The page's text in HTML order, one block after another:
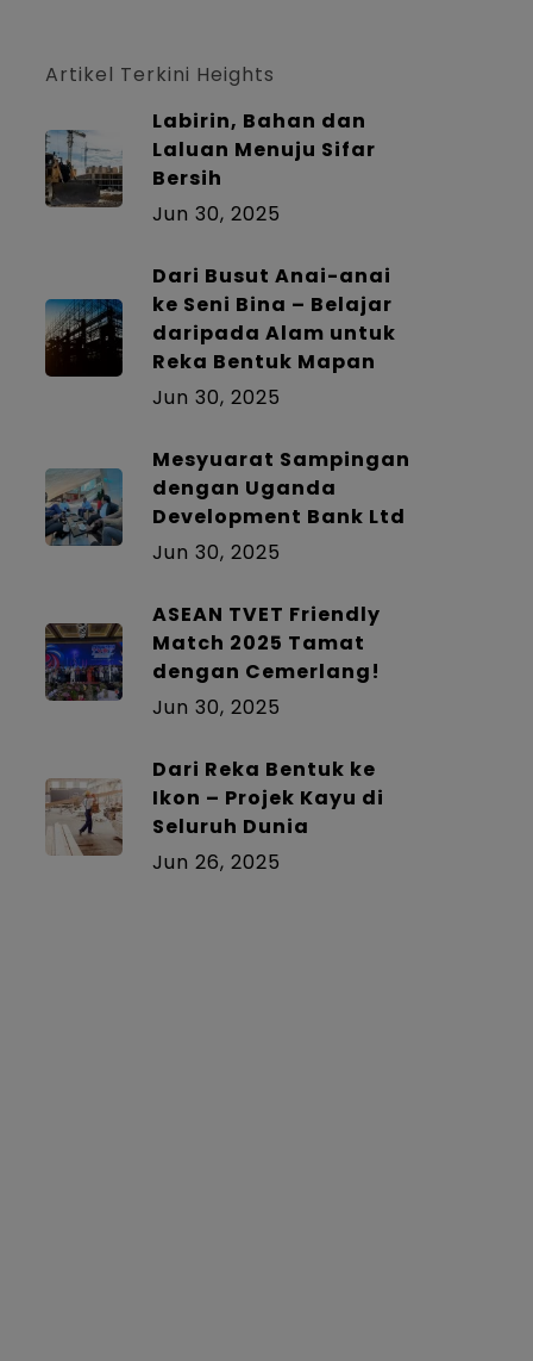
Artikel Terkini Heights
Labirin, Bahan dan
Laluan Menuju Sifar
Bersih
Jun 30, 2025
Dari Busut Anai-anai
ke Seni Bina – Belajar
daripada Alam untuk
Reka Bentuk Mapan
Jun 30, 2025
Mesyuarat Sampingan
dengan Uganda
Development Bank Ltd
Jun 30, 2025
ASEAN TVET Friendly
Match 2025 Tamat
dengan Cemerlang!
Jun 30, 2025
Dari Reka Bentuk ke
Ikon – Projek Kayu di
Seluruh Dunia
Jun 26, 2025